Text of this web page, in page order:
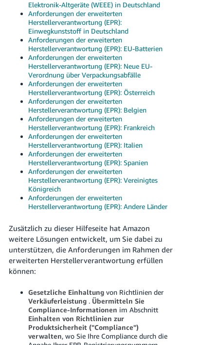
Elektronik-Altgeräte (WEEE) in Deutschland
Anforderungen der erweiterten
Herstellerverantwortung (EPR):
Einwegkunststoff in Deutschland
Anforderungen der erweiterten
Herstellerverantwortung (EPR): EU-Batterien
Anforderungen der erweiterten
Herstellerverantwortung (EPR): Neue EU-
Verordnung über Verpackungsabfälle
Anforderungen der erweiterten
Herstellerverantwortung (EPR): Österreich
Anforderungen der erweiterten
Herstellerverantwortung (EPR): Belgien
Anforderungen der erweiterten
Herstellerverantwortung (EPR): Frankreich
Anforderungen der erweiterten
Herstellerverantwortung (EPR): Italien
Anforderungen der erweiterten
Herstellerverantwortung (EPR): Spanien
Anforderungen der erweiterten
Herstellerverantwortung (EPR): Vereinigtes
Königreich
Anforderungen der erweiterten
Herstellerverantwortung (EPR): Andere Länder
Zusätzlich zu dieser Hilfeseite hat Amazon
weitere Lösungen entwickelt, um Sie dabei zu
unterstützen, die Anforderungen im Rahmen der
erweiterten Herstellerverantwortung erfüllen
können:
Gesetzliche Einhaltung von Richtlinien der
Verkäuferleistung .Übermitteln Sie
Compliance-Informationen im Abschnitt
Einhalten von Richtlinien zur
Produktsicherheit ("Compliance")
verwalten, wo Sie Ihre Compliance durch die